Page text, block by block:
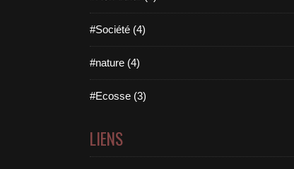
#Société (4)
#nature (4)
#Ecosse (3)
LIENS